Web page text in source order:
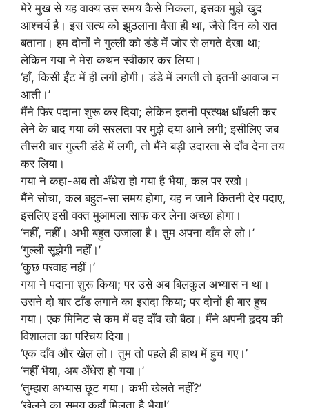
मेरे मुख से यह वाक्य उस समय कैसे निकला, इसका मुझे खुद
आश्चर्य है। इस सत्य को झुठलाना वैसा ही था, जैसे दिन को रात
बताना। हम दोनों ने गुल्ली को डंडे में जोर से लगते देखा था;
लेकिन गया ने मेरा कथन स्वीकार कर लिया।
‘हाँ, किसी ईंट में ही लगी होगी। डंडे में लगती तो इतनी आवाज न
आती।’
मैंने फिर पदाना शुरू कर दिया; लेकिन इतनी प्रत्यक्ष धाँधली कर
लेने के बाद गया की सरलता पर मुझे दया आने लगी; इसीलिए जब
तीसरी बार गुल्ली डंडे में लगी, तो मैंने बड़ी उदारता से दाँव देना तय
कर लिया।
गया ने कहा-अब तो अँधेरा हो गया है भैया, कल पर रखो।
मैंने सोचा, कल बहुत-सा समय होगा, यह न जाने कितनी देर पदाए,
इसलिए इसी वक्त मुआमला साफ कर लेना अच्छा होगा।
‘नहीं, नहीं। अभी बहुत उजाला है। तुम अपना दाँव ले लो।’
‘गुल्ली सूझेगी नहीं।’
‘कुछ परवाह नहीं।’
गया ने पदाना शुरू किया; पर उसे अब बिलकुल अभ्यास न था।
उसने दो बार टाँड लगाने का इरादा किया; पर दोनों ही बार हुच
गया। एक मिनिट से कम में वह दाँव खो बैठा। मैंने अपनी हृदय की
विशालता का परिचय दिया।
‘एक दाँव और खेल लो। तुम तो पहले ही हाथ में हुच गए।’
‘नहीं भैया, अब अँधेरा हो गया।’
‘तुम्हारा अभ्यास छूट गया। कभी खेलते नहीं?’
‘खेलने का समय कहाँ मिलता है भैया!’